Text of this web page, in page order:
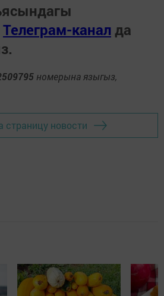
Телеграм-канал да
номерына языгыз,
страницу новости